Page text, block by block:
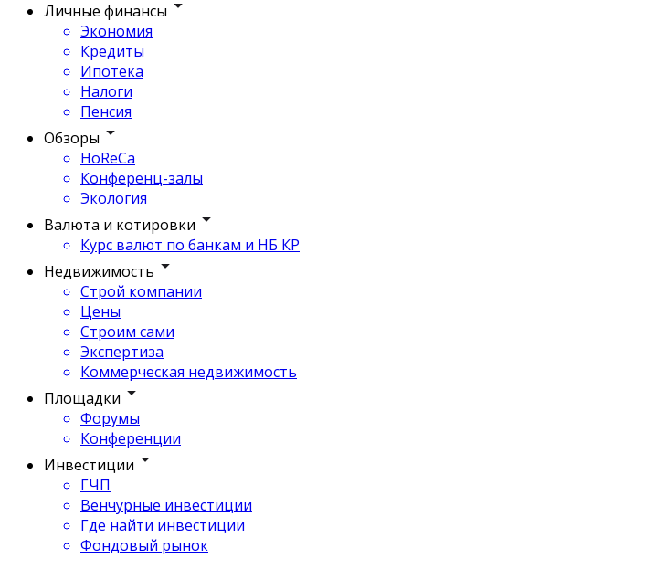
Личные финансы
Экономия
Кредиты
Ипотека
Налоги
Пенсия
Обзоры
HoReCa
Конференц-залы
Экология
Валюта и котировки
Курс валют по банкам и НБ КР
Недвижимость
Строй компании
Цены
Строим сами
Экспертиза
Коммерческая недвижимость
Площадки
Форумы
Конференции
Инвестиции
ГЧП
Венчурные инвестиции
Где найти инвестиции
Фондовый рынок